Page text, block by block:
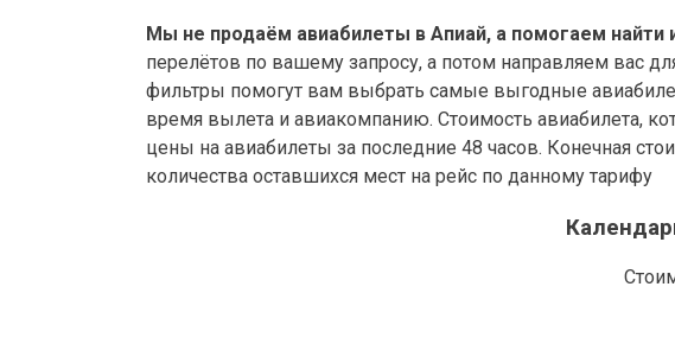
Мы не продаём авиабилеты в Апиай, а помогаем
перелётов по вашему запросу, а потом направляем вас
фильтры помогут вам выбрать самые выгодные
время вылета и авиакомпанию. Стоимость авиабилета,
цены на авиабилеты за последние 48 часов. Конечная
количества оставшихся мест на рейс по данному тарифу